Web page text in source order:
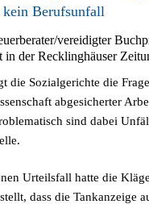
kein Berufsunfall
vereidigter
der Recklinghäuser
die Sozialgerichte die
abgesicherter
sind dabei
Urteilsfall hatte die
dass die Tankanzeige